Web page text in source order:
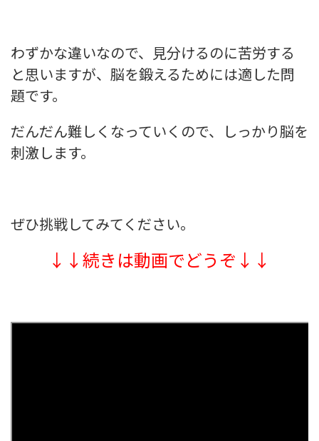
わずかな違いなので、見分けるのに苦労する
と思いますが、脳を鍛えるためには適した問
題です。
だんだん難しくなっていくので、しっかり脳を
刺激します。
ぜひ挑戦してみてください。
↓↓続きは動画でどうぞ↓↓